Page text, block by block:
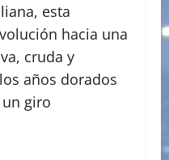
esta
hacia una
cruda y
años dorados
giro